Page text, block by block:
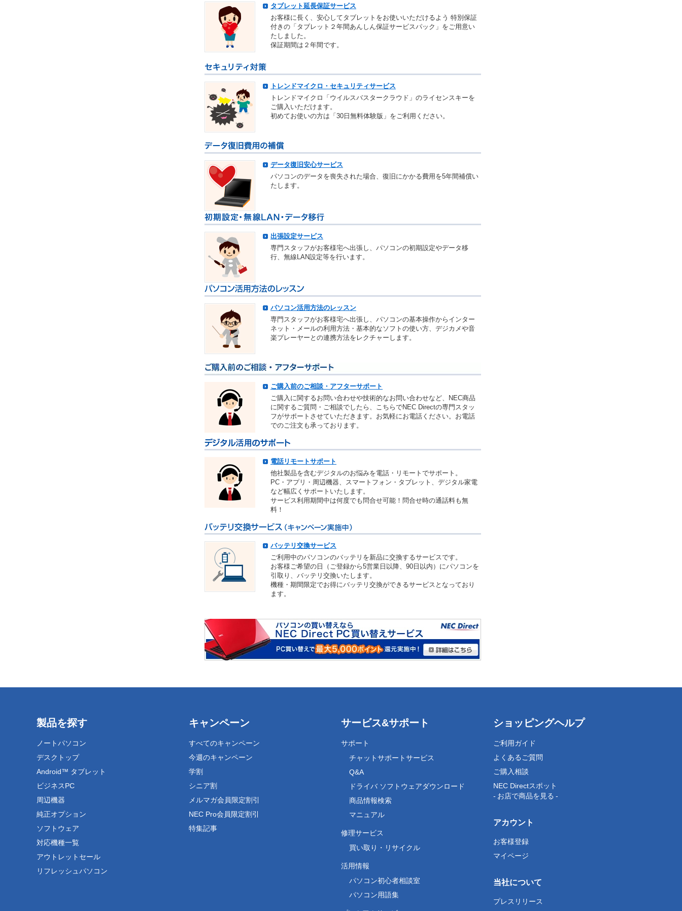
タブレット延長保証サービス
お客様に長く、安心してタブレットをお使いいただけるよう 特別保証
付きの「タブレット２年間あんしん保証サービスパック」をご用意い
たしました。
保証期間は２年間です。
トレンドマイクロ・セキュリティサービス
トレンドマイクロ「ウイルスバスタークラウド」のライセンスキーを
ご購入いただけます。
初めてお使いの方は「30日無料体験版」をご利用ください。
データ復旧安心サービス
パソコンのデータを喪失された場合、復旧にかかる費用を5年間補償い
たします。
出張設定サービス
専門スタッフがお客様宅へ出張し、パソコンの初期設定やデータ移
行、無線LAN設定等を行います。
パソコン活用方法のレッスン
専門スタッフがお客様宅へ出張し、パソコンの基本操作からインター
ネット・メールの利用方法・基本的なソフトの使い方、デジカメや音
楽プレーヤーとの連携方法をレクチャーします。
ご購入前のご相談・アフターサポート
ご購入に関するお問い合わせや技術的なお問い合わせなど、NEC商品
に関するご質問・ご相談でしたら、こちらでNEC Directの専門スタッ
フがサポートさせていただきます。お気軽にお電話ください。お電話
でのご注文も承っております。
電話リモートサポート
他社製品を含むデジタルのお悩みを電話・リモートでサポート。
PC・アプリ・周辺機器、スマートフォン・タブレット、デジタル家電
など幅広くサポートいたします。
サービス利用期間中は何度でも問合せ可能！問合せ時の通話料も無
料！
バッテリ交換サービス
ご利用中のパソコンのバッテリを新品に交換するサービスです。
お客様ご希望の日（ご登録から5営業日以降、90日以内）にパソコンを
引取り、バッテリ交換いたします。
機種・期間限定でお得にバッテリ交換ができるサービスとなっており
ます。
製品を探す
ノートパソコン
デスクトップ
Android™ タブレット
ビジネスPC
周辺機器
純正オプション
ソフトウェア
対応機種一覧
アウトレットセール
リフレッシュパソコン
キャンペーン
すべてのキャンペーン
今週のキャンペーン
学割
シニア割
メルマガ会員限定割引
NEC Pro会員限定割引
特集記事
サービス&サポート
サポート
チャットサポートサービス
Q&A
ドライバ ソフトウェアダウンロード
商品情報検索
マニュアル
修理サービス
買い取り・リサイクル
活用情報
パソコン初心者相談室
パソコン用語集
ショッピングヘルプ
ご利用ガイド
よくあるご質問
ご購入相談
NEC Directスポット
- お店で商品を見る -
アカウント
お客様登録
マイページ
当社について
プレスリリース